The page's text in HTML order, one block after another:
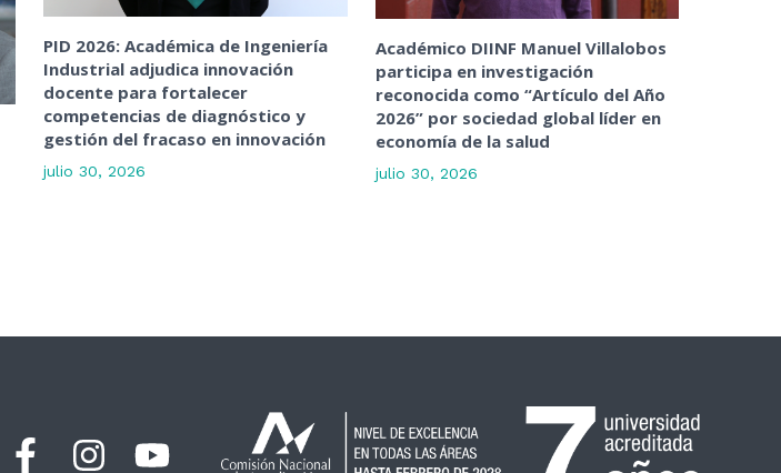
PID 2026: Académica de Ingeniería
Industrial adjudica innovación
docente para fortalecer
competencias de diagnóstico y
gestión del fracaso en innovación
julio 30, 2026
Académico DIINF Manuel Villalobos
participa en investigación
reconocida como “Artículo del Año
2026” por sociedad global líder en
economía de la salud
julio 30, 2026